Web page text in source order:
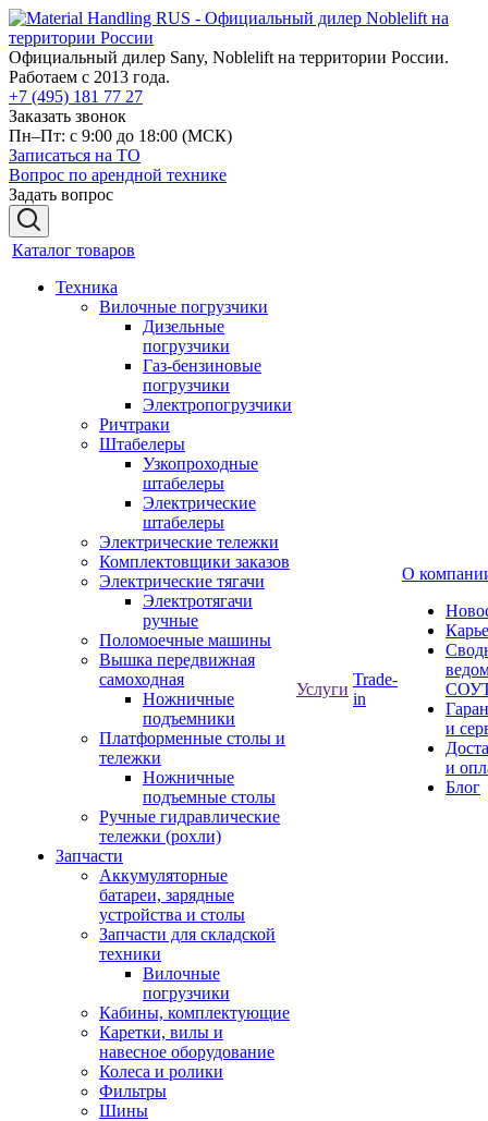
Официальный дилер Sany, Noblelift на территории России.
Работаем с 2013 года.
+7 (495) 181 77 27
Заказать звонок
Пн–Пт: с 9:00 до 18:00 (МСК)
Записаться на ТО
Вопрос по арендной технике
Задать вопрос
Каталог товаров
Техника
Вилочные погрузчики
Дизельные
погрузчики
Газ-бензиновые
погрузчики
Электропогрузчики
Ричтраки
Штабелеры
Узкопроходные
штабелеры
Электрические
штабелеры
Электрические тележки
Комплектовщики заказов
Электрические тягачи
Электротягачи
ручные
Поломоечные машины
Вышка передвижная
самоходная
Ножничные
подъемники
Платформенные столы и
тележки
Ножничные
подъемные столы
Ручные гидравлические
тележки (рохли)
Запчасти
Аккумуляторные
батареи, зарядные
устройства и столы
Запчасти для складской
техники
Вилочные
погрузчики
Кабины, комплектующие
Каретки, вилы и
навесное оборудование
Колеса и ролики
Фильтры
Шины
Услуги
Trade-
in
О
и
и
Блог